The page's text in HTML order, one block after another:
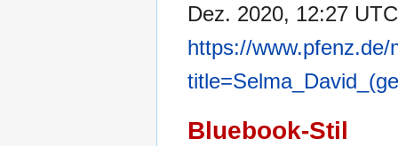
Dez. 2020, 12:27
https://
Bluebook-Stil